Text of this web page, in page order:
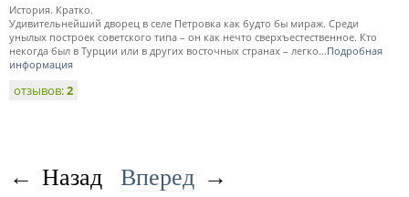
История. Кратко.
Удивительнейший дворец в селе Петровка как будто бы мираж. Среди
унылых построек советского типа – он как нечто сверхъестественное. Кто
некогда был в Турции или в других восточных странах – легко...Подробная
информация
отзывов:2
← Назад Вперед →